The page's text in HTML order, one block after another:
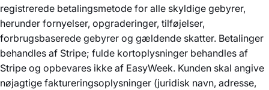
registrerede betalingsmetode for alle skyldige gebyrer,
herunder fornyelser, opgraderinger, tilføjelser,
forbrugsbaserede gebyrer og gældende skatter. Betalinger
behandles af Stripe; fulde kortoplysninger behandles af
Stripe og opbevares ikke af EasyWeek. Kunden skal angive
nøjagtige faktureringsoplysninger (juridisk navn, adresse,